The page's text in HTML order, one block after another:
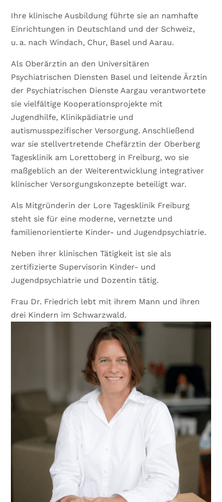
Ihre klinische Ausbildung führte sie an namhafte
Einrichtungen in Deutschland und der Schweiz,
u. a. nach Windach, Chur, Basel und Aarau.
Als Oberärztin an den Universitären
Psychiatrischen Diensten Basel und leitende Ärztin
der Psychiatrischen Dienste Aargau verantwortete
sie vielfältige Kooperationsprojekte mit
Jugendhilfe, Klinikpädiatrie und
autismusspezifischer Versorgung. Anschließend
war sie stellvertretende Chefärztin der Oberberg
Tagesklinik am Lorettoberg in Freiburg, wo sie
maßgeblich an der Weiterentwicklung integrativer
klinischer Versorgungskonzepte beteiligt war.
Als Mitgründerin der Lore Tagesklinik Freiburg
steht sie für eine moderne, vernetzte und
familienorientierte Kinder- und Jugendpsychiatrie.
Neben ihrer klinischen Tätigkeit ist sie als
zertifizierte Supervisorin Kinder- und
Jugendpsychiatrie und Dozentin tätig.
Frau Dr. Friedrich lebt mit ihrem Mann und ihren
drei Kindern im Schwarzwald.